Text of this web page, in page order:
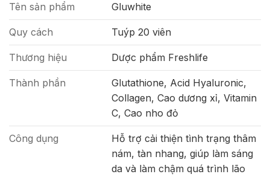
Tên sản phẩm Gluwhite
Quy cách Tuýp 20 viên
Thương hiệu Dược phẩm Freshlife
Thành phần
Glutathione, Acid Hyaluronic,
Collagen, Cao dương xỉ, Vitamin
C, Cao nho đỏ
Công dụng
Hỗ trợ cải thiện tình trạng thâm
nám, tàn nhang, giúp làm sáng
da và làm chậm quá trình lão